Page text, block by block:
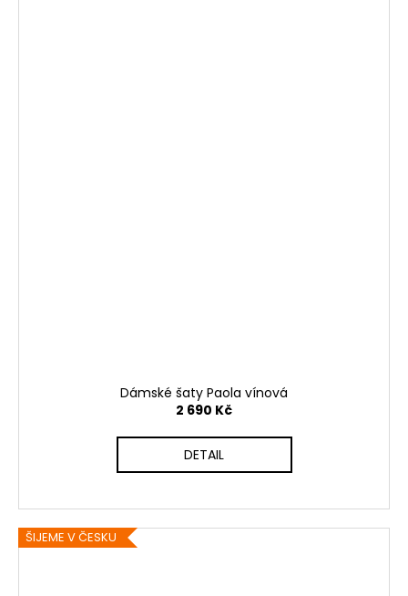
Dámské šaty Paola vínová
2 690 Kč
DETAIL
ŠIJEME V ČESKU